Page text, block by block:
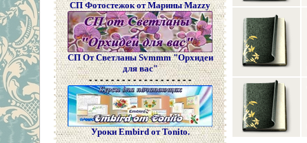
СП Фотостежок от Марины Mazzy
СП От Светланы Svmmm "Орхидеи
для вас"
- - - - - - - - - - - - - - - - - - -
Уроки Embird от Tonito.